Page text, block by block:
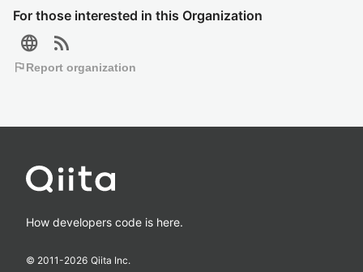
For those interested in this Organization
language rss_feed
flagReport organization
How developers code is here.
© 2011-2026 Qiita Inc.